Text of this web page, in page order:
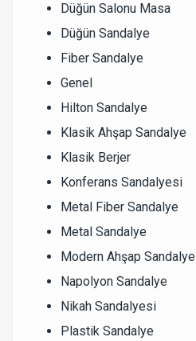
Düğün Salonu Masa
Düğün Sandalye
Fiber Sandalye
Genel
Hilton Sandalye
Klasik Ahşap Sandalye
Klasik Berjer
Konferans Sandalyesi
Metal Fiber Sandalye
Metal Sandalye
Modern Ahşap Sandalye
Napolyon Sandalye
Nikah Sandalyesi
Plastik Sandalye